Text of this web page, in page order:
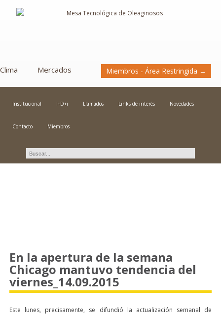
Clima Mercados Miembros - Área Restringida →
Institucional I+D+i Llamados Links de interés Novedades
Contacto Miembros
En la apertura de la semana
Chicago mantuvo tendencia del
viernes_14.09.2015
Este lunes, precisamente, se difundió la actualización semanal de